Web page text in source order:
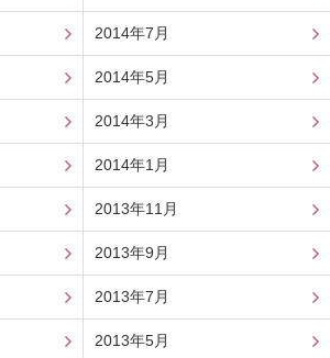
2014年7月
2014年5月
2014年3月
2014年1月
2013年11月
2013年9月
2013年7月
2013年5月